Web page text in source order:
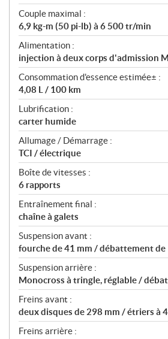
Couple maximal :
6,9 kg-m (50 pi-lb) à 6 500 tr/min
Alimentation :
injection à deux corps d'admission
Consommation d'essence estimée± :
4,08 L / 100 km
Lubrification :
carter humide
Allumage / Démarrage :
TCI / électrique
Boîte de vitesses :
6 rapports
Entraînement final :
chaîne à galets
Suspension avant :
fourche de 41 mm / débattement de
Suspension arrière :
Monocross à tringle, réglable /
Freins avant :
deux disques de 298 mm / étriers à
Freins arrière :